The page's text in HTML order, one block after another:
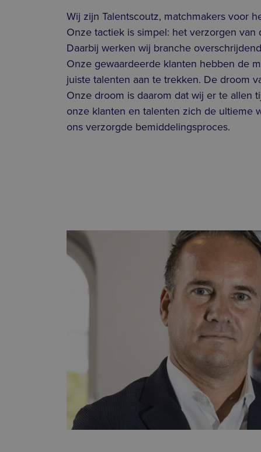
Wij zijn Talentscoutz, matchmakers voor
Onze tactiek is simpel: het verzorgen van
Daarbij werken wij branche
Onze gewaardeerde klanten hebben de
juiste talenten aan te trekken. De droom
Onze droom is daarom dat wij er te allen
onze klanten en talenten zich de ultieme
ons verzorgde bemiddelingsproces.